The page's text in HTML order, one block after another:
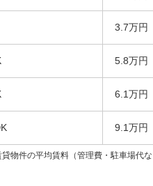
3.7万円
5.8万円
6.1万円
9.1万円
件の平均賃料（管理費・駐車場代な